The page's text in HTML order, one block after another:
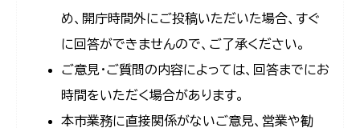
め、開庁時間外にご投稿いただいた場合、すぐ
に回答ができませんので、ご了承ください。
ご意見・ご質問の内容によっては、回答までにお
時間をいただく場合があります。
本市業務に直接関係がないご意見、営業や勧